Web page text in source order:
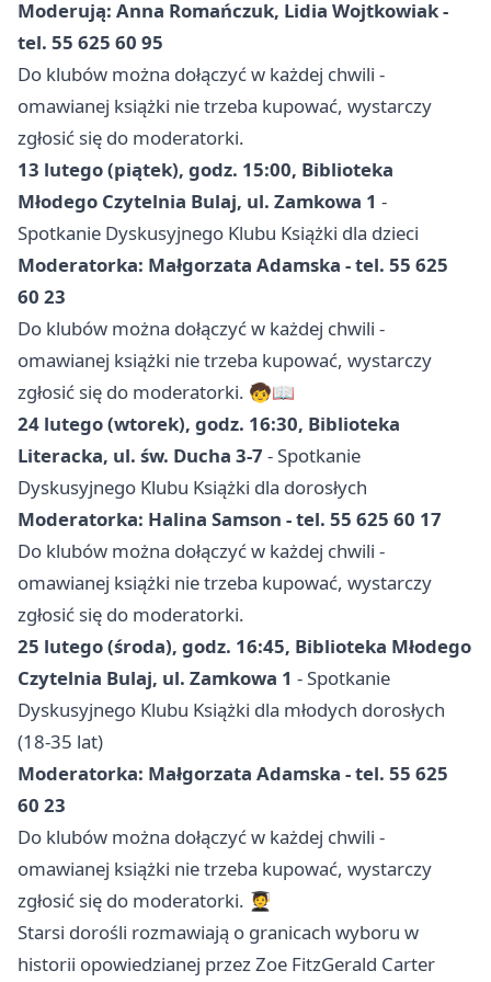
Moderują: Anna Romańczuk, Lidia Wojtkowiak -
tel. 55 625 60 95
Do klubów można dołączyć w każdej chwili -
omawianej książki nie trzeba kupować, wystarczy
zgłosić się do moderatorki.
13 lutego (piątek), godz. 15:00, Biblioteka
Młodego Czytelnia Bulaj, ul. Zamkowa 1 -
Spotkanie Dyskusyjnego Klubu Książki dla dzieci
Moderatorka: Małgorzata Adamska - tel. 55 625
60 23
Do klubów można dołączyć w każdej chwili -
omawianej książki nie trzeba kupować, wystarczy
zgłosić się do moderatorki. 🧒📖
24 lutego (wtorek), godz. 16:30, Biblioteka
Literacka, ul. św. Ducha 3-7 - Spotkanie
Dyskusyjnego Klubu Książki dla dorosłych
Moderatorka: Halina Samson - tel. 55 625 60 17
Do klubów można dołączyć w każdej chwili -
omawianej książki nie trzeba kupować, wystarczy
zgłosić się do moderatorki.
25 lutego (środa), godz. 16:45, Biblioteka Młodego
Czytelnia Bulaj, ul. Zamkowa 1 - Spotkanie
Dyskusyjnego Klubu Książki dla młodych dorosłych
(18-35 lat)
Moderatorka: Małgorzata Adamska - tel. 55 625
60 23
Do klubów można dołączyć w każdej chwili -
omawianej książki nie trzeba kupować, wystarczy
zgłosić się do moderatorki. 🧑‍🎓
Starsi dorośli rozmawiają o granicach wyboru w
historii opowiedzianej przez Zoe FitzGerald Carter